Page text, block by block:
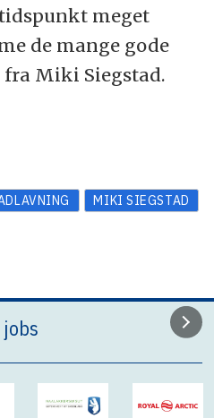
meget
de mange gode
Miki Siegstad.
MIKI SIEGSTAD